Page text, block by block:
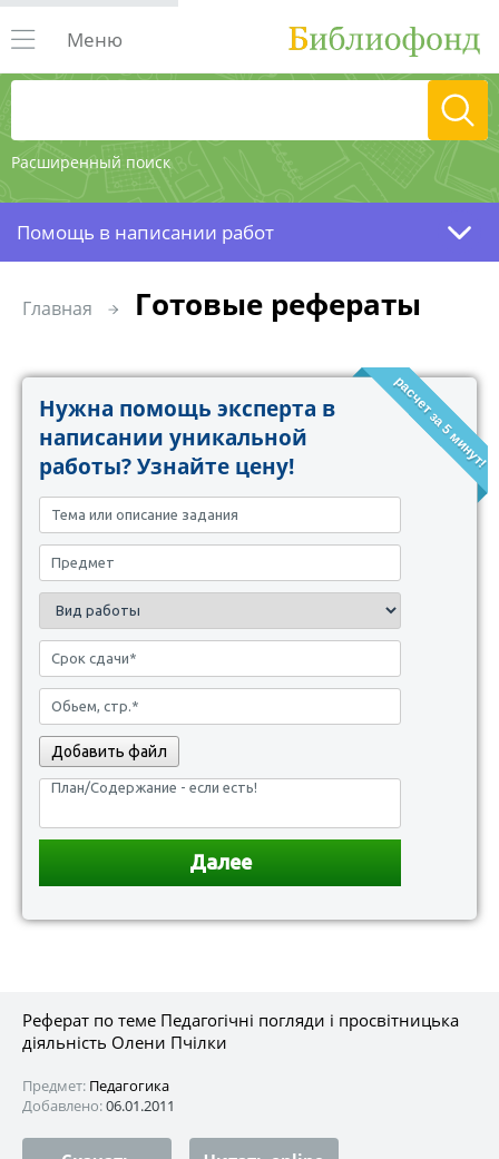
Расширенный поиск
Меню
Помощь в написании работ
Главная Готовые рефераты
расчет за 5 минут!
Нужна помощь эксперта в
написании уникальной
работы? Узнайте цену!
Добавить файл
Реферат по теме Педагогічні погляди і просвітницька
діяльність Олени Пчілки
Предмет: Педагогика
Добавлено:06.01.2011